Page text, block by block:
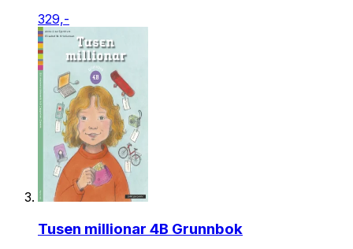
329,-
Tusen millionar 4B Grunnbok